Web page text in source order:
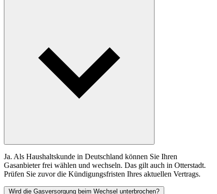
Ja. Als Haushaltskunde in Deutschland können Sie Ihren
Gasanbieter frei wählen und wechseln. Das gilt auch in Otterstadt.
Prüfen Sie zuvor die Kündigungsfristen Ihres aktuellen Vertrags.
Wird die Gasversorgung beim Wechsel unterbrochen?